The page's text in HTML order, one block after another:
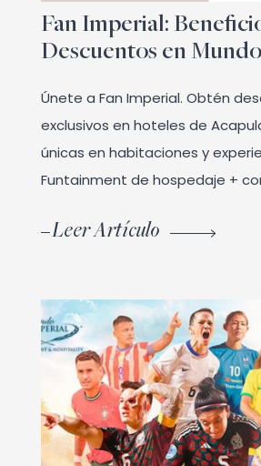
Fan Imperial:
Descuentos en
Únete a Fan Imperial. Obtén
exclusivos en hoteles de
únicas en habitaciones y
Funtainment de hospedaje +
Leer Artículo